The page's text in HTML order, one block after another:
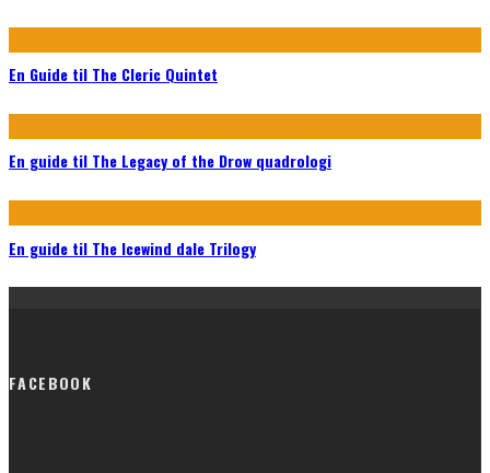
En Guide til The Cleric Quintet
En guide til The Legacy of the Drow quadrologi
En guide til The Icewind dale Trilogy
FACEBOOK